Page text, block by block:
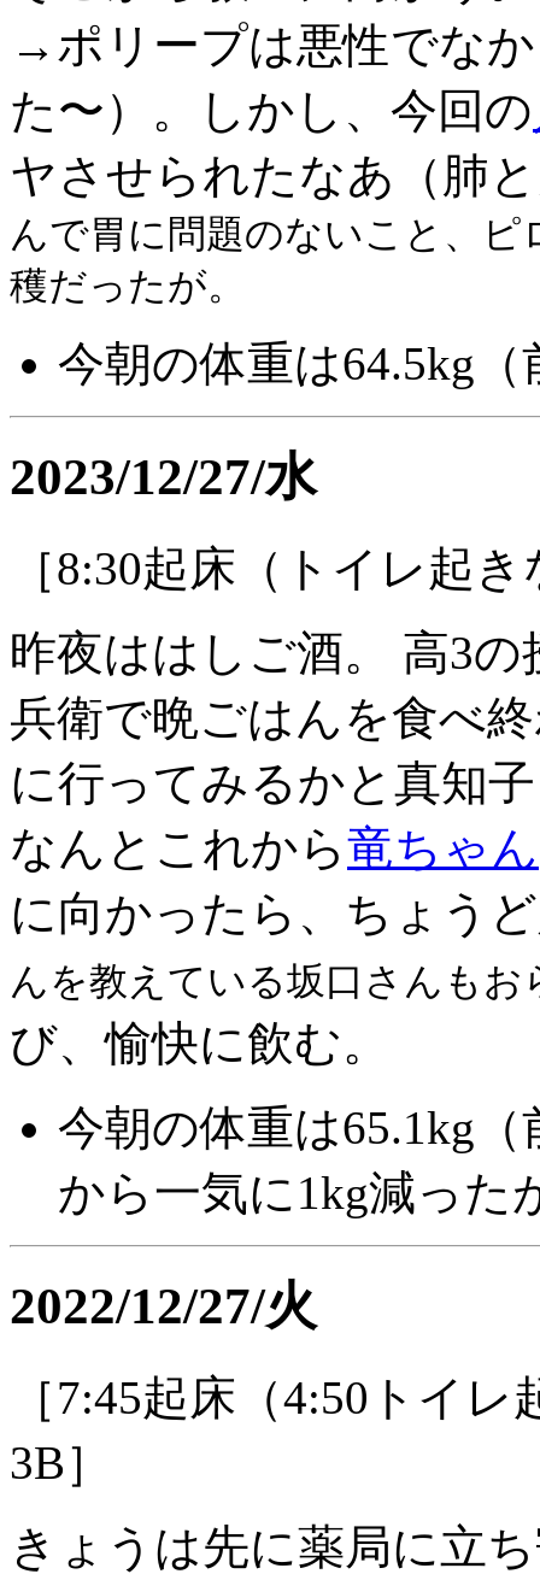
→ポリープは悪性でな
た〜）。しかし、今回の
ヤさせられたなあ（肺
んで胃に問題のないこと、
穫だったが。
今朝の体重は64.5kg（
2023/12/27/水
［8:30起床（トイレ起
昨夜ははしご酒。 高3
兵衛で晩ごはんを食べ
に行ってみるかと真知
なんとこれから竜ちゃん
に向かったら、ちょう
んを教えている坂口さんもお
び、愉快に飲む。
今朝の体重は65.1kg
から一気に1kg減った
2022/12/27/火
［7:45起床（4:50トイ
3B］
きょうは先に薬局に立